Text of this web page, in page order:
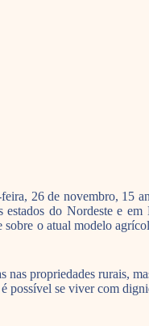
26 de novembro, 15
do Nordeste e
o atual modelo
nas propriedades rurais,
possível se viver com